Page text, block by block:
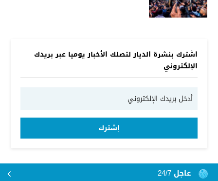
اشترك بنشرة الديار لتصلك الأخبار يوميا عبر بريدك
الإلكتروني
إشترك
عاجل 24/7